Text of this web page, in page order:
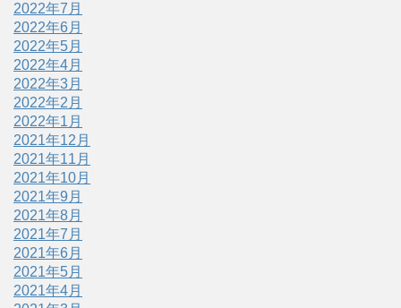
2022年7月
2022年6月
2022年5月
2022年4月
2022年3月
2022年2月
2022年1月
2021年12月
2021年11月
2021年10月
2021年9月
2021年8月
2021年7月
2021年6月
2021年5月
2021年4月